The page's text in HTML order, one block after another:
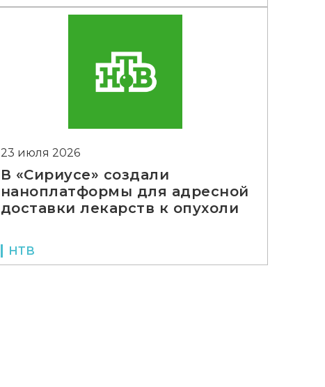
23 июля 2026
В «Сириусе» создали
наноплатформы для адресной
доставки лекарств к опухоли
НТВ